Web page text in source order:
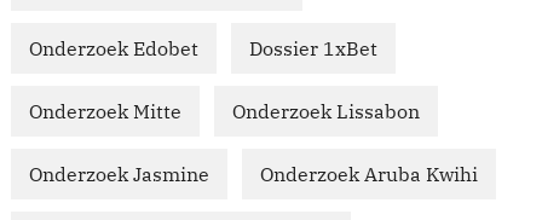
Onderzoek Edobet Dossier 1xBet
Onderzoek Mitte Onderzoek Lissabon
Onderzoek Jasmine Onderzoek Aruba Kwihi